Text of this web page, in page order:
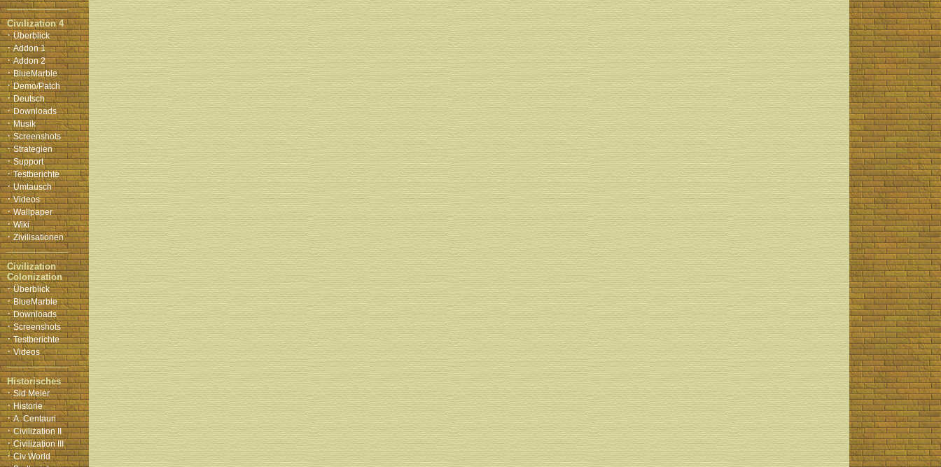
Civilization 4
·Überblick
·Addon 1
·Addon 2
·BlueMarble
·Demo/Patch
·Deutsch
·Downloads
·Musik
·Screenshots
·Strategien
·Support
·Testberichte
·Umtausch
·Videos
·Wallpaper
·Wiki
·Zivilisationen
Civilization
Colonization
·Überblick
·BlueMarble
·Downloads
·Screenshots
·Testberichte
·Videos
Historisches
·Sid Meier
·Historie
·A. Centauri
·Civilization II
·Civilization III
·Civ World